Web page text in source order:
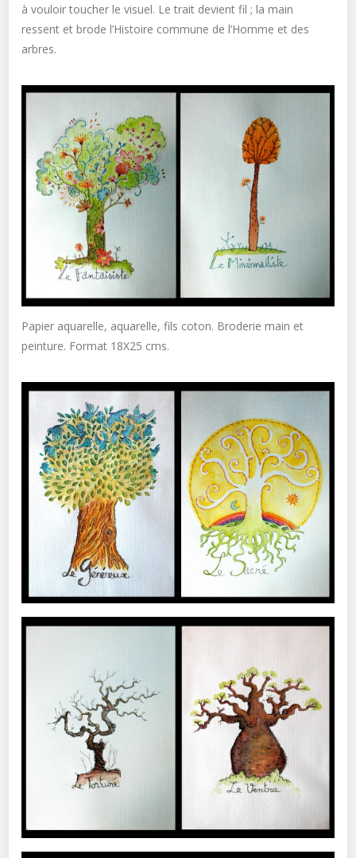
à vouloir toucher le visuel. Le trait devient fil ; la main
ressent et brode l’Histoire commune de l’Homme et des
arbres.
Papier aquarelle, aquarelle, fils coton. Broderie main et
peinture. Format 18X25 cms.